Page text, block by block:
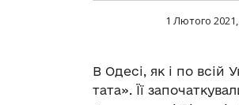
1 Лютого
В Одесі, як і по всій
тата». Її